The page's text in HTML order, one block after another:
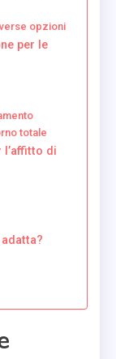
opzioni
per le
totale
di